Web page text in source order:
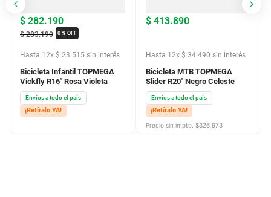
$ 282.190
$ 283.190 0 % OFF
Hasta 12x $ 23.515 sin interés
Bicicleta Infantil TOPMEGA
Vickfly R16" Rosa Violeta
Envíos a todo el país
¡Retíralo YA!
$ 413.890
Hasta 12x $ 34.490 sin interés
Bicicleta MTB TOPMEGA
Slider R20" Negro Celeste
Envíos a todo el país
¡Retíralo YA!
Precio sin impto. $326.973